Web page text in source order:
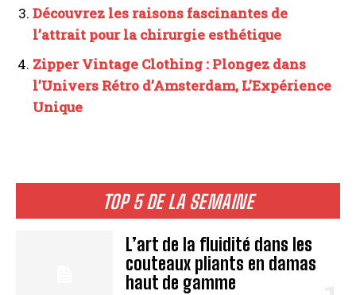
TOP 5 DE LA SEMAINE
L’art de la fluidité dans les
couteaux pliants en damas
haut de gamme
Découvrez les raisons fascinantes de
l’attrait pour la chirurgie esthétique
Zipper Vintage Clothing : Plongez dans
l’Univers Rétro d’Amsterdam, L’Expérience
Unique